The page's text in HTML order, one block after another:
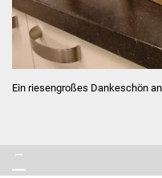
Ein riesengroßes Dankeschön